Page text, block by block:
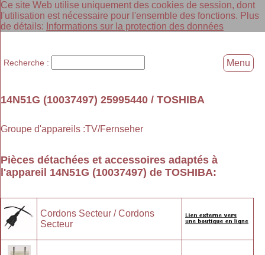
Ce site Web utilise uniquement des cookies de session, dont
l'utilisation est nécessaire pour l'ensemble des fonctions. Plus
de détails: Informations sur la protection des données
14N51G (10037497) 25995440 / TOSHIBA
Groupe d'appareils :TV/Fernseher
Pièces détachées et accessoires adaptés à
l'appareil 14N51G (10037497) de TOSHIBA:
Cordons Secteur / Cordons
Secteur
Recherche : Menu